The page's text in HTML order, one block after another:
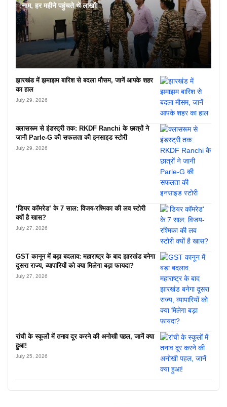
नाम, हर महीने पहुंचते थे लाखों!
झारखंड में झमाझम बारिश से बदला मौसम, जानें आपके शहर
का हाल
July 29, 2026
क्लासरूम से इंडस्ट्री तक: RKDF Ranchi के छात्रों ने
जानी Parle-G की सफलता की इनसाइड स्टोरी
July 29, 2026
‘डियर कॉमरेड’ के 7 साल: विजय-रश्मिका की लव स्टोरी
क्यों है खास?
July 27, 2026
GST कानून में बड़ा बदलाव: महाराष्ट्र के बाद झारखंड बनेगा
दूसरा राज्य, व्यापारियों को क्या मिलेगा बड़ा फायदा?
July 27, 2026
रांची के स्कूलों में तनाव दूर करने की अनोखी पहल, जानें क्या
हुआ!
July 25, 2026